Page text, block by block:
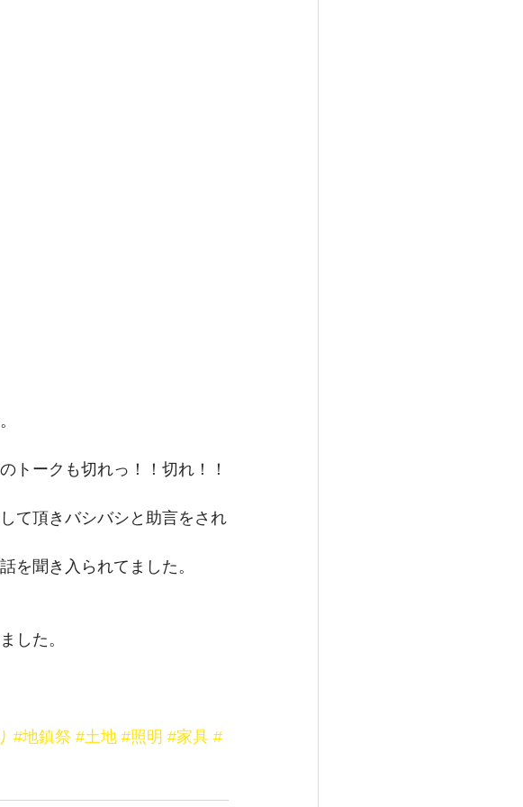
トークも切れっ！！切れ！！
て頂きバシバシと助言をされ
を聞き入られてました。
した。
#地鎮祭 #土地 #照明 #家具 #